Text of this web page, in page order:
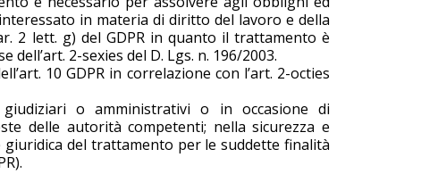
in materia di diritto del lavoro e della
2 lett. g) del GDPR in quanto il trattamento è
2-sexies del D. Lgs. n. 196/2003.
10 GDPR in correlazione con l’art. 2-octies
o amministrativi o in occasione di
delle autorità competenti; nella sicurezza e
giuridica del trattamento per le suddette finalità